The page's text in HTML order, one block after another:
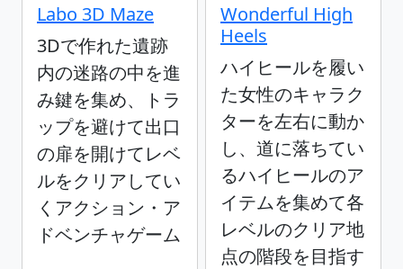
Labo 3D Maze
3Dで作れた遺跡
内の迷路の中を進
み鍵を集め、トラ
ップを避けて出口
の扉を開けてレベ
ルをクリアしてい
くアクション・ア
ドベンチャゲーム
Wonderful High
Heels
ハイヒールを履い
た女性のキャラク
ターを左右に動か
し、道に落ちてい
るハイヒールのア
イテムを集めて各
レベルのクリア地
点の階段を目指す